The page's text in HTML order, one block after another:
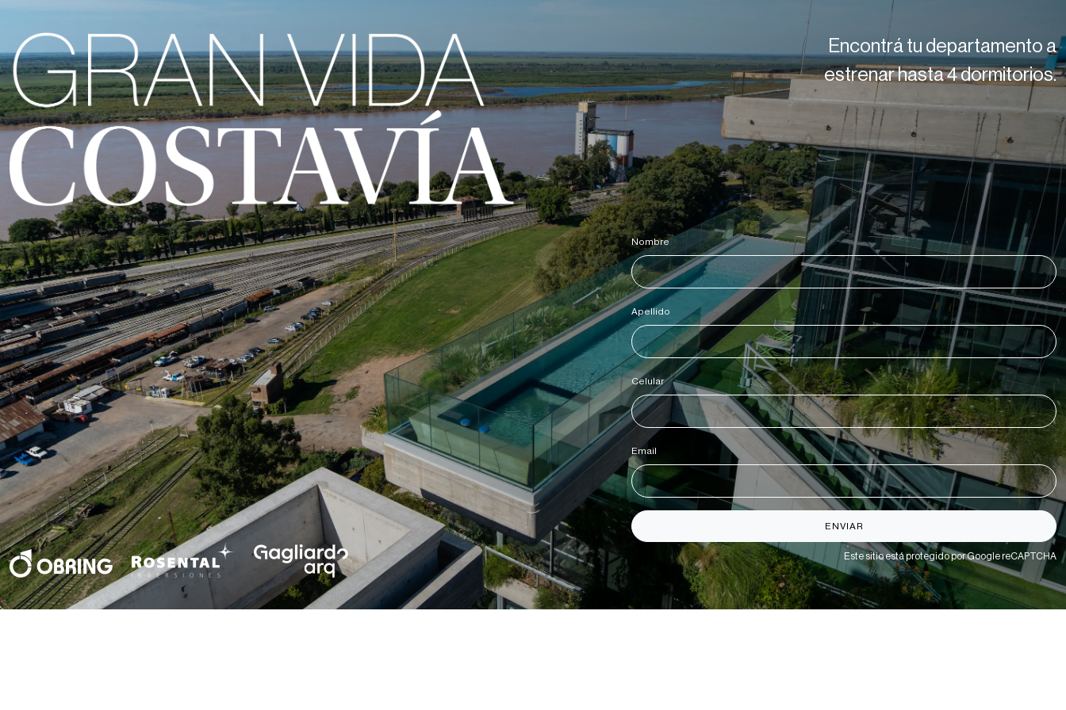
Encontrá tu departamento a
estrenar hasta 4 dormitorios.
Nombre
Apellido
Celular*
Email
ENVIAR
Este sitio está protegido por Google reCAPTCHA